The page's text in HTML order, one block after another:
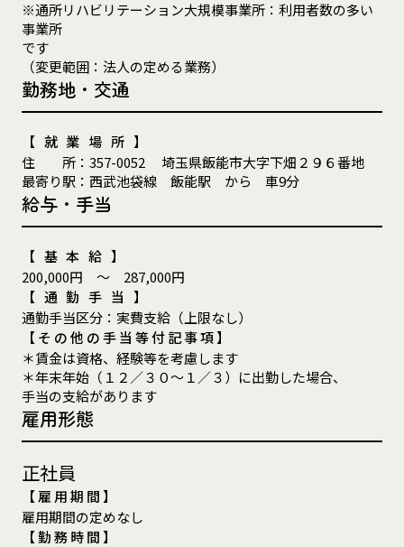
※通所リハビリテーション大規模事業所：利用者数の多い
事業所
です
（変更範囲：法人の定める業務）
勤務地・交通
【就業場所】
住
所： 357-0052
埼玉県飯能市大字下畑２９６番地
最寄り駅 ： 西武池袋線 飯能駅 から 車9分
給与・手当
【基本給】
200,000円 ～ 287,000円
【通勤手当】
通勤手当区分： 実費支給（上限なし）
【その他の手当等付記事項】
＊賃金は資格、経験等を考慮します
＊年末年始（１２／３０～１／３）に出勤した場合、
手当の支給があります
雇用形態
正社員
【雇用期間】
雇用期間の定めなし
【勤務時間】